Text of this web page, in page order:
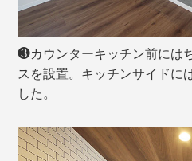
❸カウンターキッチン前には
スを設置。キッチンサイドに
した。